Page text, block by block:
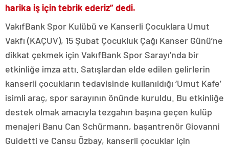
harika iş için tebrik ederiz” dedi.
VakıfBank Spor Kulübü ve Kanserli Çocuklara Umut
Vakfı (KAÇUV), 15 Şubat Çocukluk Çağı Kanser Günü’ne
dikkat çekmek için VakıfBank Spor Sarayı’nda bir
etkinliğe imza attı. Satışlardan elde edilen gelirlerin
kanserli çocukların tedavisinde kullanıldığı ‘Umut Kafe’
isimli araç, spor sarayının önünde kuruldu. Bu etkinliğe
destek olmak amacıyla tezgahın başına geçen kulüp
menajeri Banu Can Schürmann, başantrenör Giovanni
Guidetti ve Cansu Özbay, kanserli çocuklar için